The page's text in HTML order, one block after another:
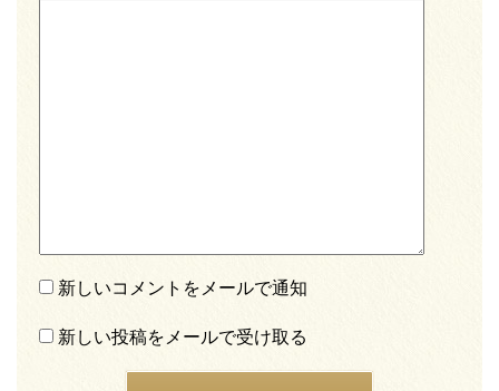
新しいコメントをメールで通知
新しい投稿をメールで受け取る